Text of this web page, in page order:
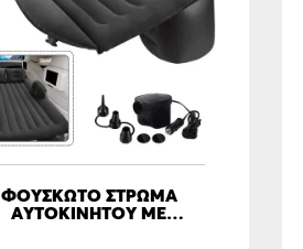
ΦΟΥΣΚΩΤΟ ΣΤΡΩΜΑ
ΑΥΤΟΚΙΝΗΤΟΥ ΜΕ